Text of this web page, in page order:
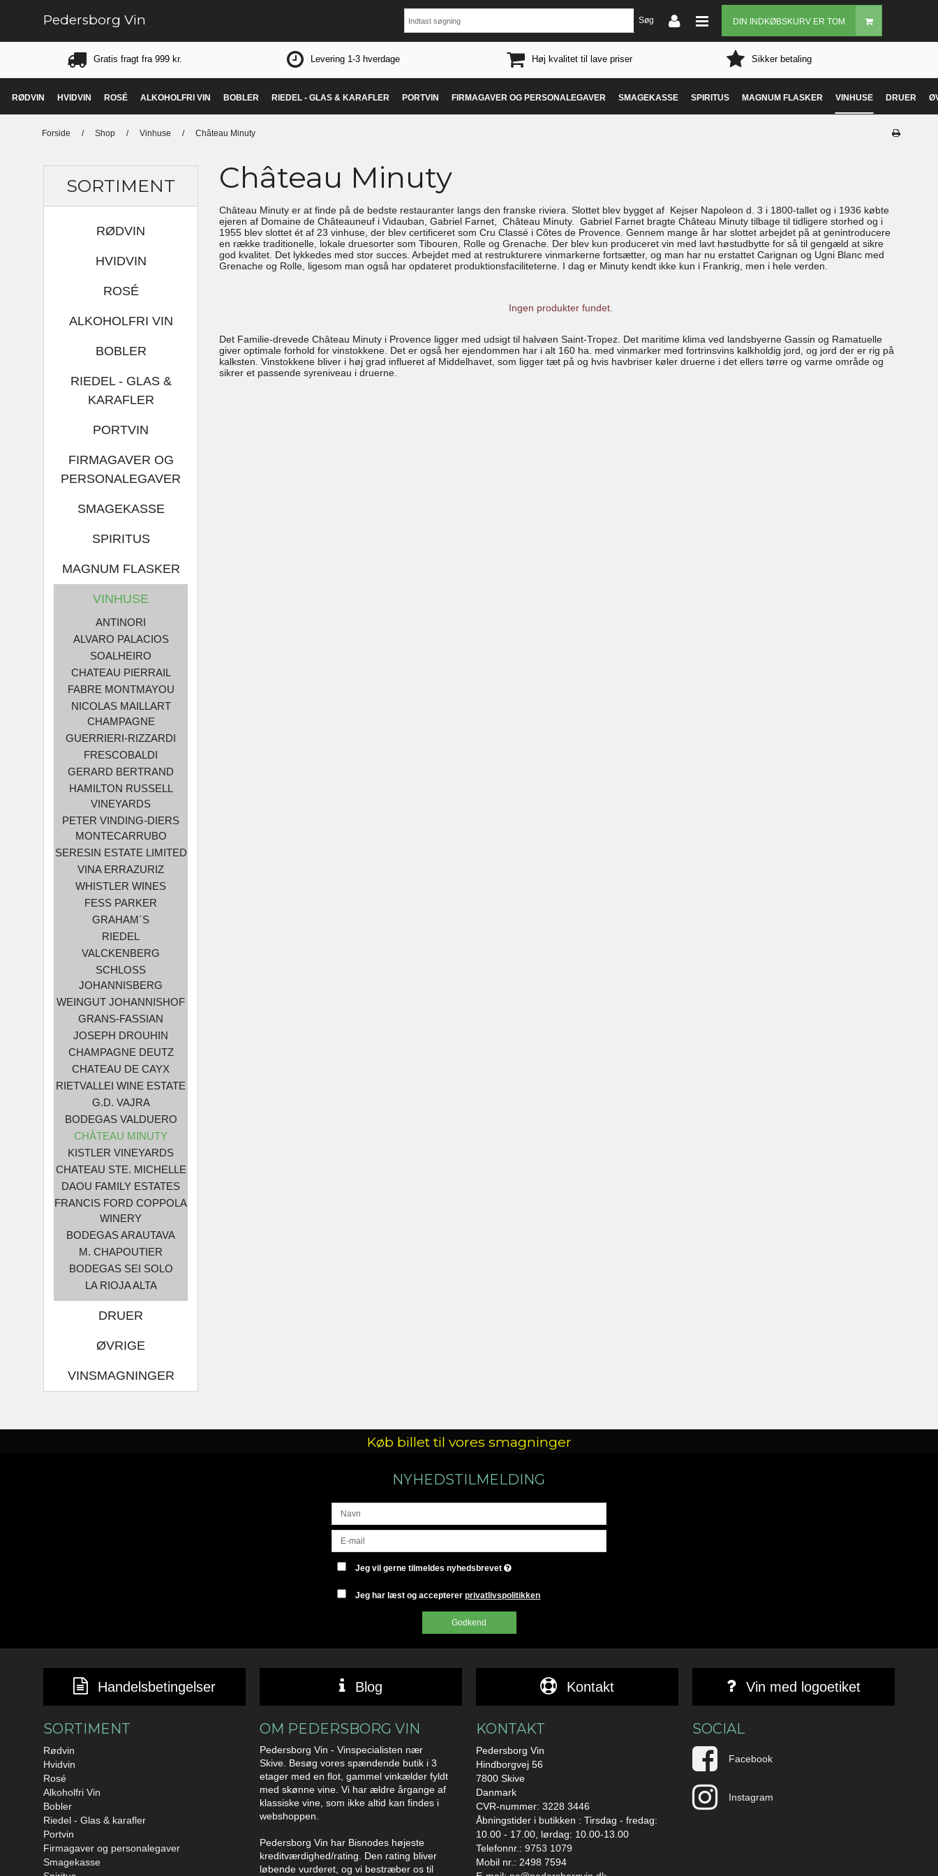
Pedersborg Vin DIN INDKØBSKURV ER TOM
Søg
Gratis fragt fra 999 kr. Levering 1-3 hverdage Høj kvalitet til lave priser Sikker betaling
RØDVIN HVIDVIN ROSÉ ALKOHOLFRI VIN BOBLER RIEDEL - GLAS & KARAFLER PORTVIN FIRMAGAVER OG PERSONALEGAVER SMAGEKASSE SPIRITUS MAGNUM FLASKER VINHUSE DRUER
Forside / Shop / Vinhuse / Château Minuty
SORTIMENT
RØDVIN
HVIDVIN
ROSÉ
ALKOHOLFRI VIN
BOBLER
RIEDEL - GLAS &
KARAFLER
PORTVIN
FIRMAGAVER OG
PERSONALEGAVER
SMAGEKASSE
SPIRITUS
MAGNUM FLASKER
VINHUSE
ANTINORI
ALVARO PALACIOS
SOALHEIRO
CHATEAU PIERRAIL
FABRE MONTMAYOU
NICOLAS MAILLART
CHAMPAGNE
GUERRIERI-RIZZARDI
FRESCOBALDI
GERARD BERTRAND
HAMILTON RUSSELL
VINEYARDS
PETER VINDING-DIERS
MONTECARRUBO
SERESIN ESTATE LIMITED
VINA ERRAZURIZ
WHISTLER WINES
FESS PARKER
GRAHAM´S
RIEDEL
VALCKENBERG
SCHLOSS
JOHANNISBERG
WEINGUT JOHANNISHOF
GRANS-FASSIAN
JOSEPH DROUHIN
CHAMPAGNE DEUTZ
CHATEAU DE CAYX
RIETVALLEI WINE ESTATE
G.D. VAJRA
BODEGAS VALDUERO
CHÂTEAU MINUTY
KISTLER VINEYARDS
CHATEAU STE. MICHELLE
DAOU FAMILY ESTATES
FRANCIS FORD COPPOLA
WINERY
BODEGAS ARAUTAVA
M. CHAPOUTIER
BODEGAS SEI SOLO
LA RIOJA ALTA
DRUER
ØVRIGE
VINSMAGNINGER
Château Minuty
Château Minuty er at finde på de bedste restauranter langs den franske riviera. Slottet blev bygget af Kejser Napoleon d. 3 i 1800-tallet og i 1936 købte
ejeren af Domaine de Châteauneuf i Vidauban, Gabriel Farnet, Château Minuty. Gabriel Farnet bragte Château Minuty tilbage til tidligere storhed og i
1955 blev slottet ét af 23 vinhuse, der blev certificeret som Cru Classé i Côtes de Provence. Gennem mange år har slottet arbejdet på at genintroducere
en række traditionelle, lokale druesorter som Tibouren, Rolle og Grenache. Der blev kun produceret vin med lavt høstudbytte for så til gengæld at sikre
god kvalitet. Det lykkedes med stor succes. Arbejdet med at restrukturere vinmarkerne fortsætter, og man har nu erstattet Carignan og Ugni Blanc med
Grenache og Rolle, ligesom man også har opdateret produktionsfaciliteterne. I dag er Minuty kendt ikke kun i Frankrig, men i hele verden.
Ingen produkter fundet.
Det Familie-drevede Château Minuty i Provence ligger med udsigt til halvøen Saint-Tropez. Det maritime klima ved landsbyerne Gassin og Ramatuelle
giver optimale forhold for vinstokkene. Det er også her ejendommen har i alt 160 ha. med vinmarker med fortrinsvins kalkholdig jord, og jord der er rig på
kalksten. Vinstokkene bliver i høj grad influeret af Middelhavet, som ligger tæt på og hvis havbriser køler druerne i det ellers tørre og varme område og
sikrer et passende syreniveau i druerne.
Køb billet til vores smagninger
NYHEDSTILMELDING
Jeg vil gerne tilmeldes nyhedsbrevet
Jeg har læst og acceptererprivatlivspolitikken
Godkend
Handelsbetingelser Blog Kontakt Vin med logoetiket
SORTIMENT
Rødvin
Hvidvin
Rosé
Alkoholfri Vin
Bobler
Riedel - Glas & karafler
Portvin
Firmagaver og personalegaver
Smagekasse
OM PEDERSBORG VIN
Pedersborg Vin - Vinspecialisten nær
Skive. Besøg vores spændende butik i 3
etager med en flot, gammel vinkælder fyldt
med skønne vine. Vi har ældre årgange af
klassiske vine, som ikke altid kan findes i
webshoppen.
Pedersborg Vin har Bisnodes højeste
kreditværdighed/rating. Den rating bliver
løbende vurderet, og vi bestræber os til
KONTAKT
Pedersborg Vin
Hindborgvej 56
7800 Skive
Danmark
CVR-nummer: 3228 3446
Åbningstider i butikken : Tirsdag - fredag:
10.00 - 17.00, lørdag: 10.00-13.00
Telefonnr.: 9753 1079
Mobil nr.: 2498 7594
SOCIAL
Facebook
Instagram